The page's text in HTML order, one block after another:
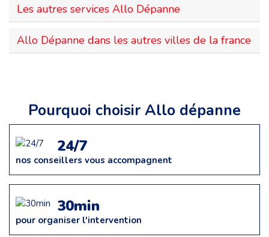
Les autres services Allo Dépanne
Allo Dépanne dans les autres villes de la france
Pourquoi choisir Allo dépanne
24/7
nos conseillers vous accompagnent
30min
pour organiser l'intervention